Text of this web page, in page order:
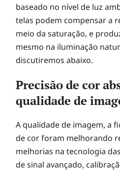
baseado no nível de luz
telas podem compensar a
meio da saturação, e
mesmo na iluminação
discutiremos abaixo.
Precisão de cor
qualidade de
A qualidade de imagem, a
de cor foram melhorando
melhorias na tecnologia
de sinal avançado,